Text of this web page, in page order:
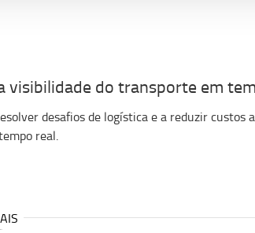
visibilidade do transporte em
desafios de logística e a reduzir custos
real.